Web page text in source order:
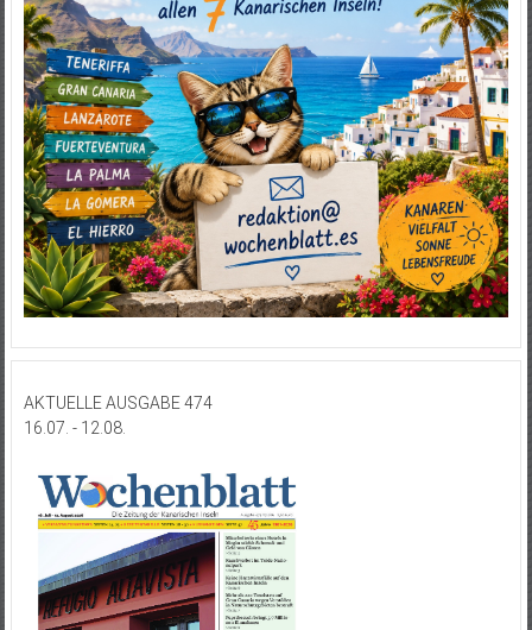
AKTUELLE AUSGABE 474
16.07. - 12.08.